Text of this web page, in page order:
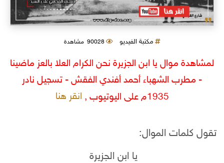
مكتبة الفيديو 90028 مشاهدة
لمشاهدة موال يا ابن الجزيرة نحن الكرام العلا بالعز ماضينا
- مطرب الشهباء أحمد أفندي الفقش - تسجيل نادر
1935م على اليوتيوب ,
انقر هنا
تقول كلمات الموال:
يا ابن الجزيرة